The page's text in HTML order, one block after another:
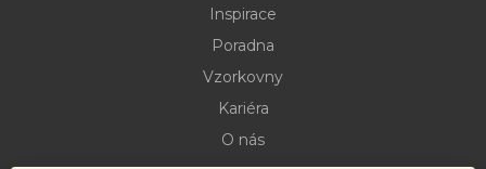
Inspirace
Poradna
Vzorkovny
Kariéra
O nás